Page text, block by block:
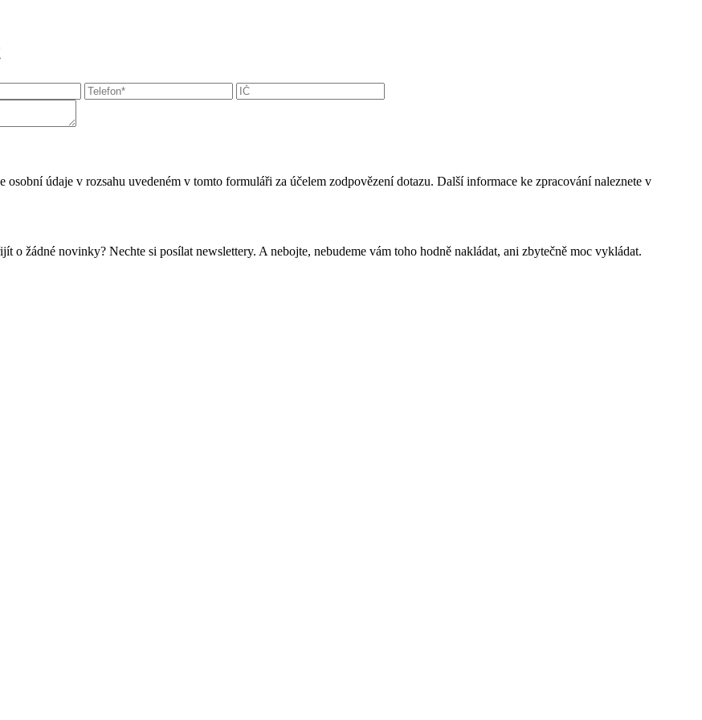
údaje v rozsahu uvedeném v tomto formuláři za účelem zodpovězení dotazu. Další informace ke zpracování naleznete v
o žádné novinky? Nechte si posílat newslettery. A nebojte, nebudeme vám toho hodně nakládat, ani zbytečně moc vykládat.